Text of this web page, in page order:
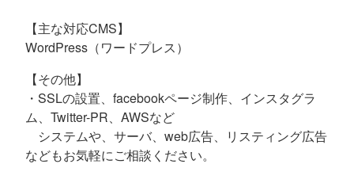
【主な対応CMS】
WordPress（ワードプレス）
【その他】
・SSLの設置、facebookページ制作、インスタグラ
ム、Twitter-PR、AWSなど
システムや、サーバ、web広告、リスティング広告
などもお気軽にご相談ください。